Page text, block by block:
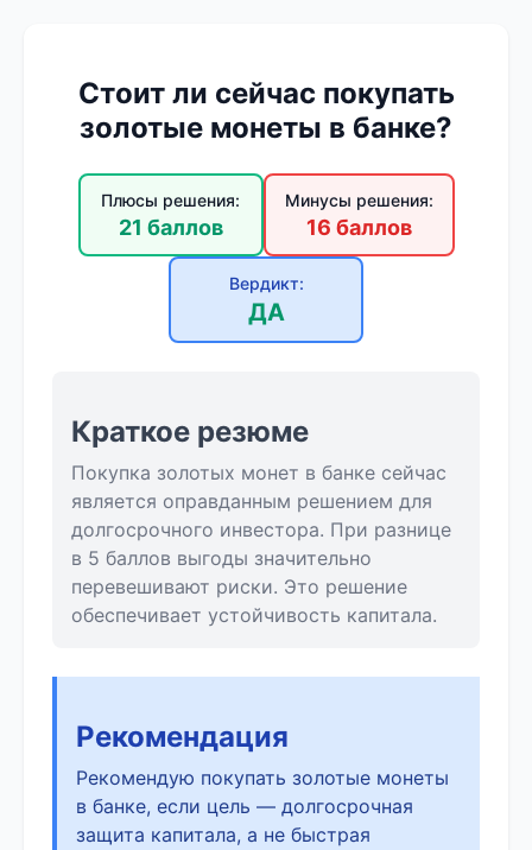
Стоит ли сейчас покупать
золотые монеты в банке?
Плюсы решения:
21 баллов
Минусы решения:
16 баллов
Вердикт:
ДА
Краткое резюме
Покупка золотых монет в банке сейчас
является оправданным решением для
долгосрочного инвестора. При разнице
в 5 баллов выгоды значительно
перевешивают риски. Это решение
обеспечивает устойчивость капитала.
Рекомендация
Рекомендую покупать золотые монеты
в банке, если цель — долгосрочная
защита капитала, а не быстрая